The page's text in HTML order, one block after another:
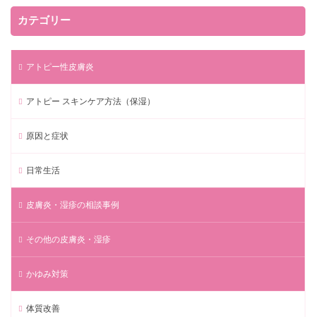
カテゴリー
アトピー性皮膚炎
アトピー スキンケア方法（保湿）
原因と症状
日常生活
皮膚炎・湿疹の相談事例
その他の皮膚炎・湿疹
かゆみ対策
体質改善